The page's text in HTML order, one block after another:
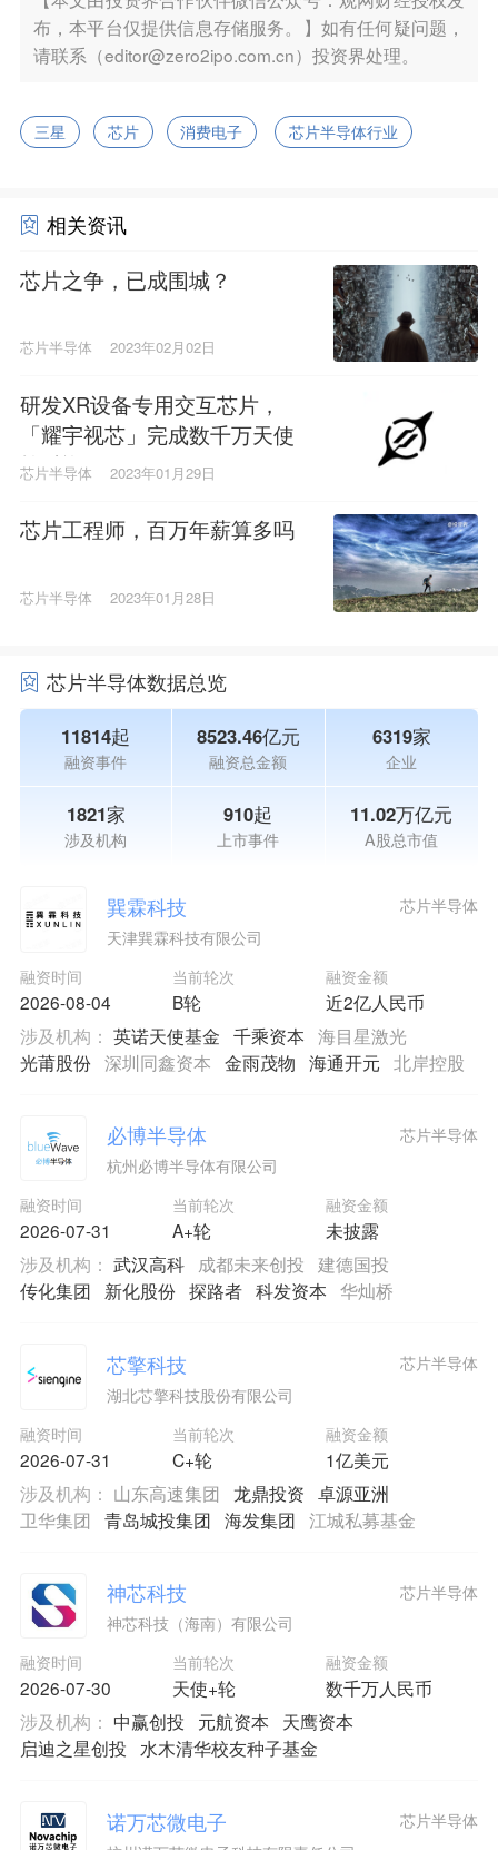
布，本平台仅提供信息存储服务。】如有任何疑问题，
请联系（editor@zero2ipo.com.cn）投资界处理。
三星 芯片 消费电子 芯片半导体行业
相关资讯
芯片之争，已成围城？
芯片半导体 2023年02月02日
研发XR设备专用交互芯片，
「耀宇视芯」完成数千万天使
轮融资
芯片半导体 2023年01月29日
芯片工程师，百万年薪算多吗
芯片半导体 2023年01月28日
芯片半导体数据总览
11814起
融资事件
8523.46亿元
融资总金额
6319家
企业
1821家
涉及机构
910起
上市事件
11.02万亿元
A股总市值
巽霖科技
天津巽霖科技有限公司
融资时间
2026-08-04
当前轮次
B轮
融资金额
近2亿人民币
芯片半导体
涉及机构： 英诺天使基金 千乘资本 海目星激光
光莆股份 深圳同鑫资本 金雨茂物 海通开元 北岸控股
必博半导体
杭州必博半导体有限公司
融资时间
2026-07-31
当前轮次
A+轮
融资金额
未披露
芯片半导体
涉及机构： 武汉高科 成都未来创投
建德国投
传化集团
新化股份 探路者 科发资本 华灿桥
芯擎科技
湖北芯擎科技股份有限公司
融资时间
2026-07-31
当前轮次
C+轮
融资金额
1亿美元
芯片半导体
涉及机构： 山东高速集团 龙鼎投资 卓源亚洲
卫华集团
青岛城投集团 海发集团 江城私募基金
神芯科技
神芯科技（海南）有限公司
融资时间
2026-07-30
当前轮次
天使+轮
融资金额
数千万人民币
芯片半导体
涉及机构： 中赢创投 元航资本
天鹰资本
启迪之星创投 水木清华校友种子基金
诺万芯微电子 芯片半导体